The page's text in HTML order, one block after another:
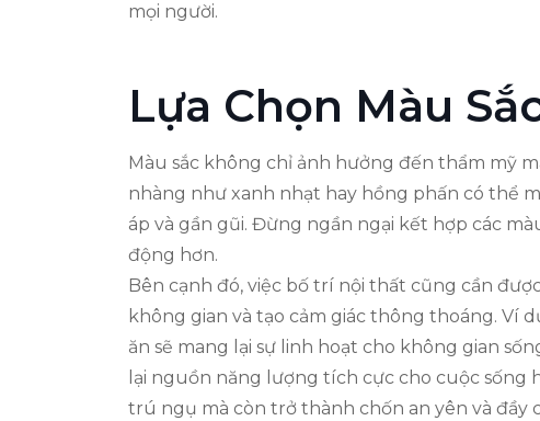
mọi người.
Lựa Chọn Màu
Màu sắc không chỉ ảnh hưởng đến thẩm mỹ
nhàng như xanh nhạt hay hồng phấn có thể
áp và gần gũi. Đừng ngần ngại kết hợp các
động hơn.
Bên cạnh đó, việc bố trí nội thất cũng cần
không gian và tạo cảm giác thông thoáng. Ví
ăn sẽ mang lại sự linh hoạt cho không gian
lại nguồn năng lượng tích cực cho cuộc sống
trú ngụ mà còn trở thành chốn an yên và đầy